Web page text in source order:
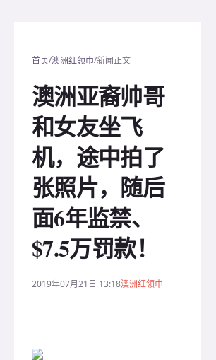
首页/澳洲红领巾/新闻正文
澳洲亚裔帅哥
和女友坐飞
机，途中拍了
张照片，随后
面6年监禁、
$7.5万罚款！
2019年07月21日 13:18澳洲红领巾